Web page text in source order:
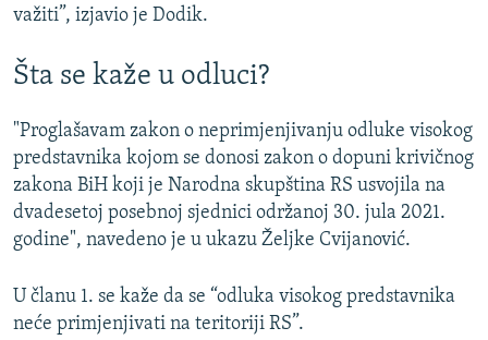
važiti”, izjavio je Dodik.
Šta se kaže u odluci?
"Proglašavam zakon o neprimjenjivanju odluke visokog
predstavnika kojom se donosi zakon o dopuni krivičnog
zakona BiH koji je Narodna skupština RS usvojila na
dvadesetoj posebnoj sjednici održanoj 30. jula 2021.
godine", navedeno je u ukazu Željke Cvijanović.
U članu 1. se kaže da se “odluka visokog predstavnika
neće primjenjivati na teritoriji RS”.